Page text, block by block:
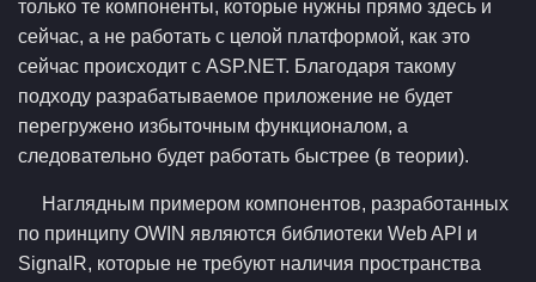
только те компоненты, которые нужны прямо здесь и
сейчас, а не работать с целой платформой, как это
сейчас происходит с ASP.NET. Благодаря такому
подходу разрабатываемое приложение не будет
перегружено избыточным функционалом, а
следовательно будет работать быстрее (в теории).
Наглядным примером компонентов, разработанных
по принципу OWIN являются библиотеки Web API и
SignalR, которые не требуют наличия пространства